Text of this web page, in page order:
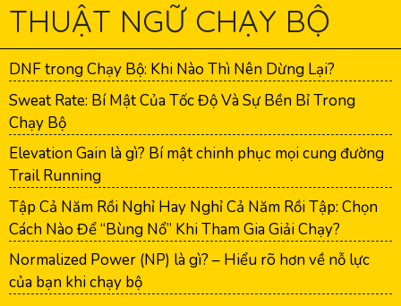
THUẬT NGỮ CHẠY BỘ
DNF trong Chạy Bộ: Khi Nào Thì Nên Dừng Lại?
Sweat Rate: Bí Mật Của Tốc Độ Và Sự Bền Bỉ Trong
Chạy Bộ
Elevation Gain là gì? Bí mật chinh phục mọi cung đường
Trail Running
Tập Cả Năm Rồi Nghỉ Hay Nghỉ Cả Năm Rồi Tập: Chọn
Cách Nào Để “Bùng Nổ” Khi Tham Gia Giải Chạy?
Normalized Power (NP) là gì? – Hiểu rõ hơn về nỗ lực
của bạn khi chạy bộ